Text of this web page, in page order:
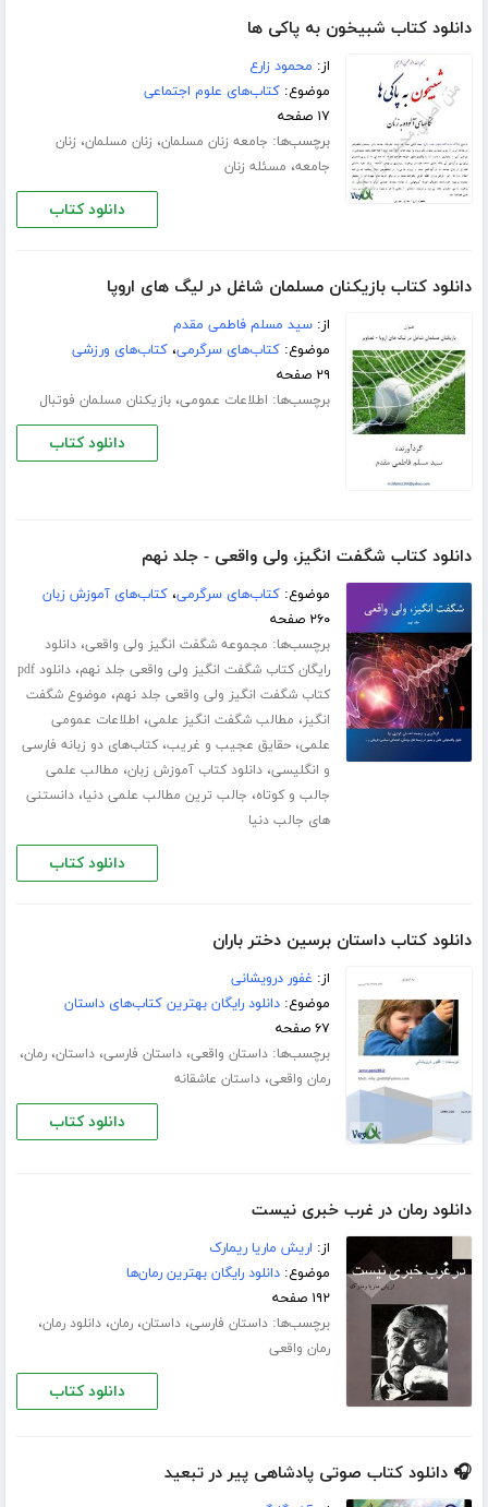
دانلود کتاب شبیخون به پاکی ها
از: محمود زارع
موضوع:کتاب‌های علوم اجتماعی
۱۷ صفحه
برچسب‌ها: جامعه زنان مسلمان، زنان مسلمان، زنان
جامعه، مسئله زنان
دانلود کتاب
دانلود کتاب بازیکنان مسلمان شاغل در لیگ های اروپا
از:سید مسلم فاطمی مقدم
موضوع:کتاب‌های سرگرمی،کتاب‌های ورزشی
۲۹ صفحه
برچسب‌ها: اطلاعات عمومی،بازیکنان مسلمان فوتبال
دانلود کتاب
دانلود کتاب شگفت انگیز، ولی واقعی - جلد نهم
موضوع:کتاب‌های سرگرمی،کتاب‌های آموزش زبان
۲۶۰ صفحه
برچسب‌ها: مجموعه شگفت انگیز ولی واقعی،دانلود
رایگان کتاب شگفت انگیز ولی واقعی جلد نهم،
دانلود pdf
کتاب شگفت انگیز ولی واقعی جلد نهم، موضوع شگفت
انگیز، مطالب شگفت انگیز علمی، اطلاعات عمومی
علمی،حقایق عجیب و غریب،کتاب‌های دو زبانه فارسی
و انگلیسی،دانلود کتاب آموزش زبان، مطالب علمی
جالب و کوتاه، جالب ترین مطالب علمی دنیا،دانستنی
های جالب دنیا
دانلود کتاب
دانلود کتاب داستان برسین دختر باران
از: غفور درویشانی
موضوع:دانلود رایگان بهترین کتاب‌های داستان
۶۷ صفحه
برچسب‌ها:داستان واقعی،داستان فارسی،داستان،رمان،
رمان واقعی،داستان عاشقانه
دانلود کتاب
دانلود رمان در غرب خبری نیست
از: اریش ماریا ریمارک
موضوع:دانلود رایگان بهترین رمان‌ها
۱۹۲ صفحه
برچسب‌ها:داستان فارسی،داستان،رمان،دانلود رمان،
رمان واقعی
دانلود کتاب
🎧 دانلود کتاب صوتی پادشاهی پیر در تبعید